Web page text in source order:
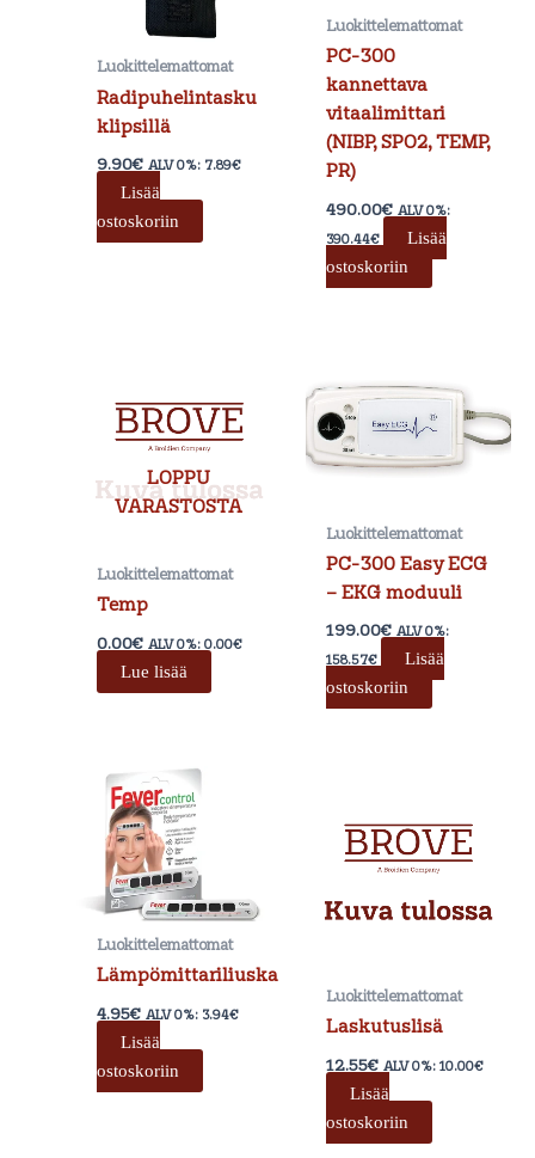
Luokittelemattomat
Radipuhelintasku
klipsillä
9.90€ ALV 0%: 7.89€
Lisää
ostoskoriin
Luokittelemattomat
PC-300
kannettava
vitaalimittari
(NIBP, SPO2, TEMP,
PR)
490.00€ ALV 0%:
390.44€
Lisää
ostoskoriin
LOPPU
VARASTOSTA
Luokittelemattomat
Temp
0.00€ ALV 0%:0.00€
Lue lisää
Luokittelemattomat
PC-300 Easy ECG
– EKG moduuli
199.00€ ALV 0%:
158.57€
Lisää
ostoskoriin
Luokittelemattomat
Lämpömittariliuska
4.95€ ALV 0%: 3.94€
Lisää
ostoskoriin
Luokittelemattomat
Laskutuslisä
12.55€ ALV 0%:10.00€
Lisää
ostoskoriin